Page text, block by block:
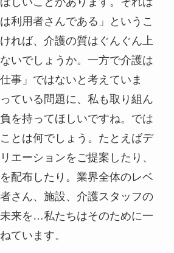
利用者さんである」というこ
れば、介護の質はぐんぐん上
いでしょうか。一方で介護は
事」ではないと考えていま
ている問題に、私も取り組ん
を持ってほしいですね。では
とは何でしょう。たとえばデ
エーションをご提案したり、
配布したり。業界全体のレベ
さん、施設、介護スタッフの
来を…私たちはそのために一
ています。